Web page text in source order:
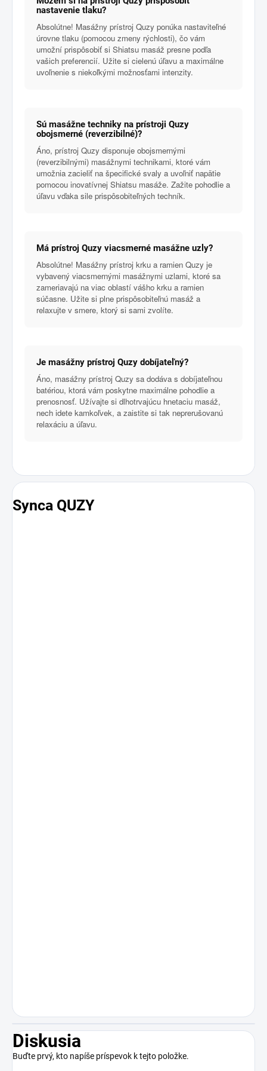
nastavenie tlaku?
Absolútne! Masážny prístroj Quzy ponúka nastaviteľné
úrovne tlaku (pomocou zmeny rýchlosti), čo vám
umožní prispôsobiť si Shiatsu masáž presne podľa
vašich preferencií. Užite si cielenú úľavu a maximálne
uvoľnenie s niekoľkými možnosťami intenzity.
Sú masážne techniky na prístroji Quzy
obojsmerné (reverzibilné)?
Áno, prístroj Quzy disponuje obojsmernými
(reverzibilnými) masážnymi technikami, ktoré vám
umožnia zacieliť na špecifické svaly a uvoľniť napätie
pomocou inovatívnej Shiatsu masáže. Zažite pohodlie a
úľavu vďaka sile prispôsobiteľných techník.
Má prístroj Quzy viacsmerné masážne uzly?
Absolútne! Masážny prístroj krku a ramien Quzy je
vybavený viacsmernými masážnymi uzlami, ktoré sa
zameriavajú na viac oblastí vášho krku a ramien
súčasne. Užite si plne prispôsobiteľnú masáž a
relaxujte v smere, ktorý si sami zvolíte.
Je masážny prístroj Quzy dobíjateľný?
Áno, masážny prístroj Quzy sa dodáva s dobíjateľnou
batériou, ktorá vám poskytne maximálne pohodlie a
prenosnosť. Užívajte si dlhotrvajúcu hnetaciu masáž,
nech idete kamkoľvek, a zaistite si tak neprerušovanú
relaxáciu a úľavu.
Synca QUZY
Diskusia
Buďte prvý, kto napíše príspevok k tejto položke.